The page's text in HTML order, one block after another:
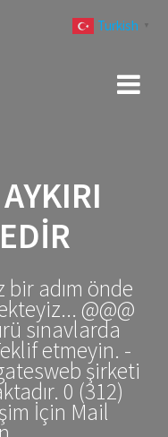
AYKIRI
adım önde
@@@
sınavlarda
etmeyin. -
şirketi
0 (312)
İçin Mail
Turkish ▼